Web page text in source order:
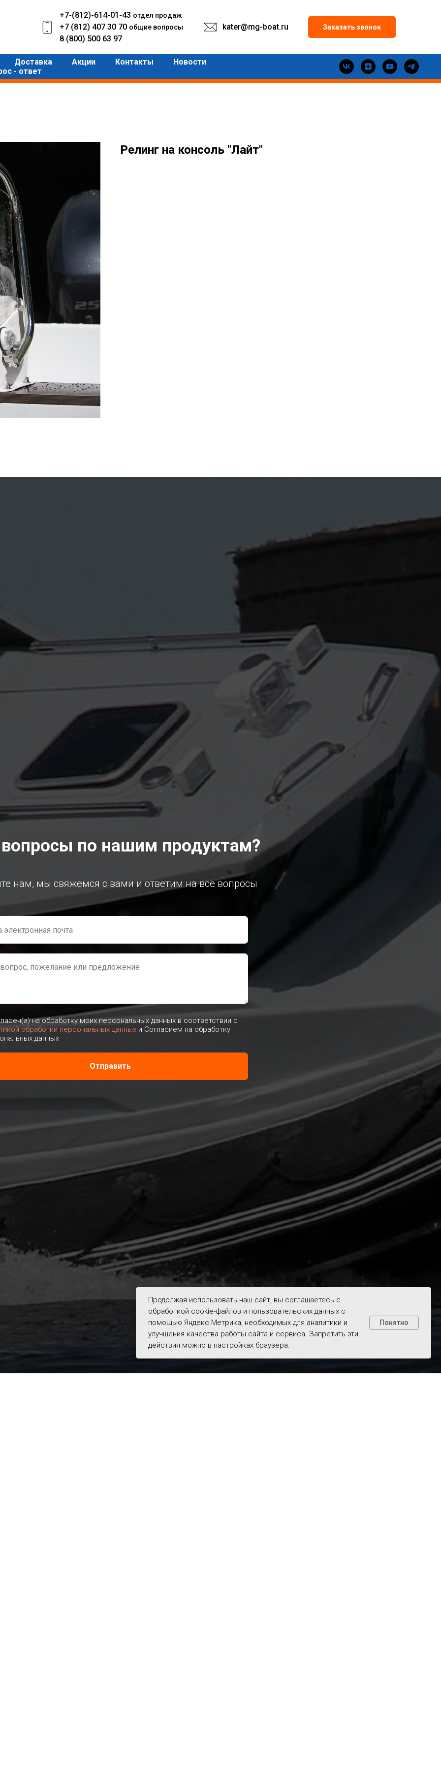
+7-(812)-614-01-43 отдел продаж
+7 (812) 407 30 70 общие вопросы
8 (800) 500 63 97
kater@mg-boat.ru Заказать звонок
Доставка Акции Контакты
Новости
- ответ
Релинг на консоль "Лайт"
вопросы по нашим продуктам?
нам, мы свяжемся с вами и ответим на все вопросы
на обработку моих персональных данных в соответствии с
обработки персональных данных и Согласием на обработку
данных
Отправить
Продолжая использовать наш сайт, вы соглашаетесь с
обработкой cookie-файлов и пользовательских данных с
помощью Яндекс.Метрика, необходимых для аналитики и
улучшения качества работы сайта и сервиса. Запретить эти
действия можно в настройках браузера.
Понятно